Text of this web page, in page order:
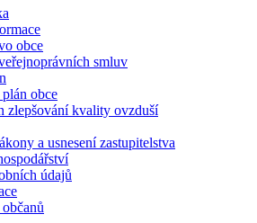
obce
smluv
obce
zlepšování kvality ovzduší
a usnesení zastupitelstva
údajů